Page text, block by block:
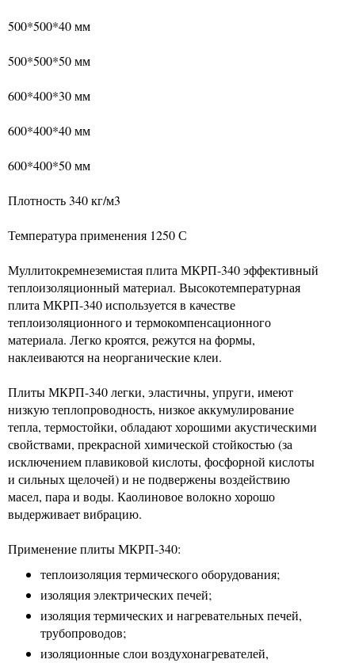
500*500*40 мм
500*500*50 мм
600*400*30 мм
600*400*40 мм
600*400*50 мм
Плотность 340 кг/м3
Температура применения 1250 С
Муллитокремнеземистая плита МКРП-340 эффективный
теплоизоляционный материал. Высокотемпературная
плита МКРП-340 используется в качестве
теплоизоляционного и термокомпенсационного
материала. Легко кроятся, режутся на формы,
наклеиваются на неорганические клеи.
Плиты МКРП-340 легки, эластичны, упруги, имеют
низкую теплопроводность, низкое аккумулирование
тепла, термостойки, обладают хорошими акустическими
свойствами, прекрасной химической стойкостью (за
исключением плавиковой кислоты, фосфорной кислоты
и сильных щелочей) и не подвержены воздействию
масел, пара и воды. Каолиновое волокно хорошо
выдерживает вибрацию.
Применение плиты МКРП-340:
теплоизоляция термического оборудования;
изоляция электрических печей;
изоляция термических и нагревательных печей,
трубопроводов;
изоляционные слои воздухонагревателей,